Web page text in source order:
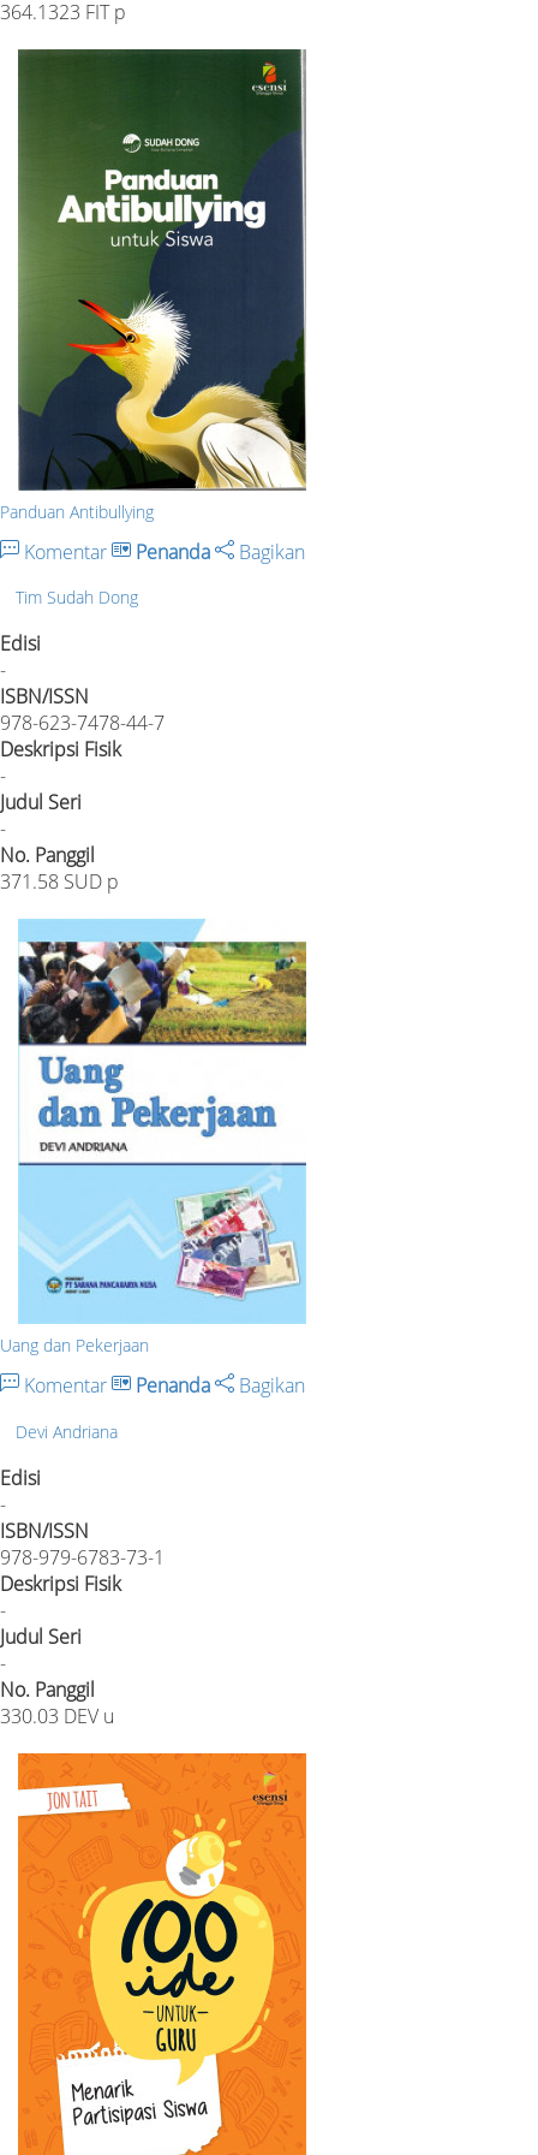
364.1323 FIT p
Panduan Antibullying
Komentar Penanda Bagikan
Tim Sudah Dong
Edisi
-
ISBN/ISSN
978-623-7478-44-7
Deskripsi Fisik
-
Judul Seri
-
No. Panggil
371.58 SUD p
Uang dan Pekerjaan
Komentar Penanda Bagikan
Devi Andriana
Edisi
-
ISBN/ISSN
978-979-6783-73-1
Deskripsi Fisik
-
Judul Seri
-
No. Panggil
330.03 DEV u